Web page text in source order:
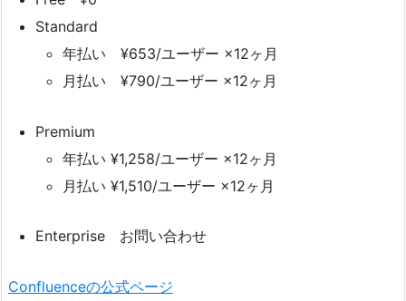
Standard
年払い ¥653/ユーザー ×12ヶ月
月払い ¥790/ユーザー ×12ヶ月
Premium
年払い ¥1,258/ユーザー ×12ヶ月
月払い ¥1,510/ユーザー ×12ヶ月
Enterprise お問い合わせ
Confluenceの公式ページ